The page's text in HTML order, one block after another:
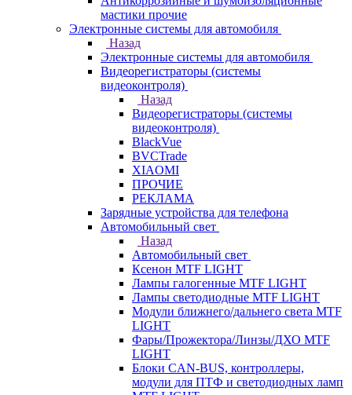
мастики прочие
Электронные системы для автомобиля
Назад
Электронные системы для автомобиля
Видеорегистраторы (системы
видеоконтроля)
Назад
Видеорегистраторы (системы
видеоконтроля)
BlackVue
BVCTrade
XIAOMI
ПРОЧИЕ
РЕКЛАМА
Зарядные устройства для телефона
Автомобильный свет
Назад
Автомобильный свет
Ксенон MTF LIGHT
Лампы галогенные MTF LIGHT
Лампы светодиодные MTF LIGHT
Модули ближнего/дальнего света MTF
LIGHT
Фары/Прожектора/Линзы/ДХО MTF
LIGHT
Блоки CAN-BUS, контроллеры,
модули для ПТФ и светодиодных ламп